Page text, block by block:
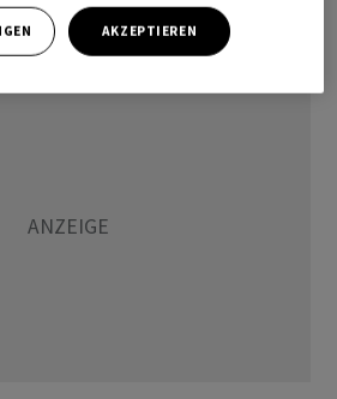
bei den Biosimilars.
AKZEPTIEREN